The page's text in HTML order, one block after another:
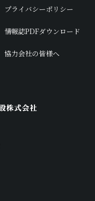
プライバシーポリシー
情報誌PDFダウンロード
協力会社の皆様へ